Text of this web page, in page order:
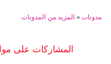
مدونات » المزيد من المدونات
المشاركات على